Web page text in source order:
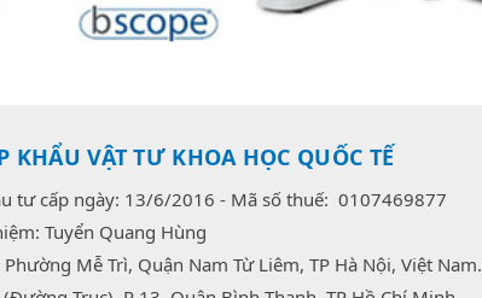
KHẨU VẬT TƯ KHOA HỌC QUỐC TẾ
tư cấp ngày: 13/6/2016 - Mã số thuế: 0107469877
Tuyển Quang Hùng
Mễ Trì, Quận Nam Từ Liêm, TP Hà Nội, Việt Nam.